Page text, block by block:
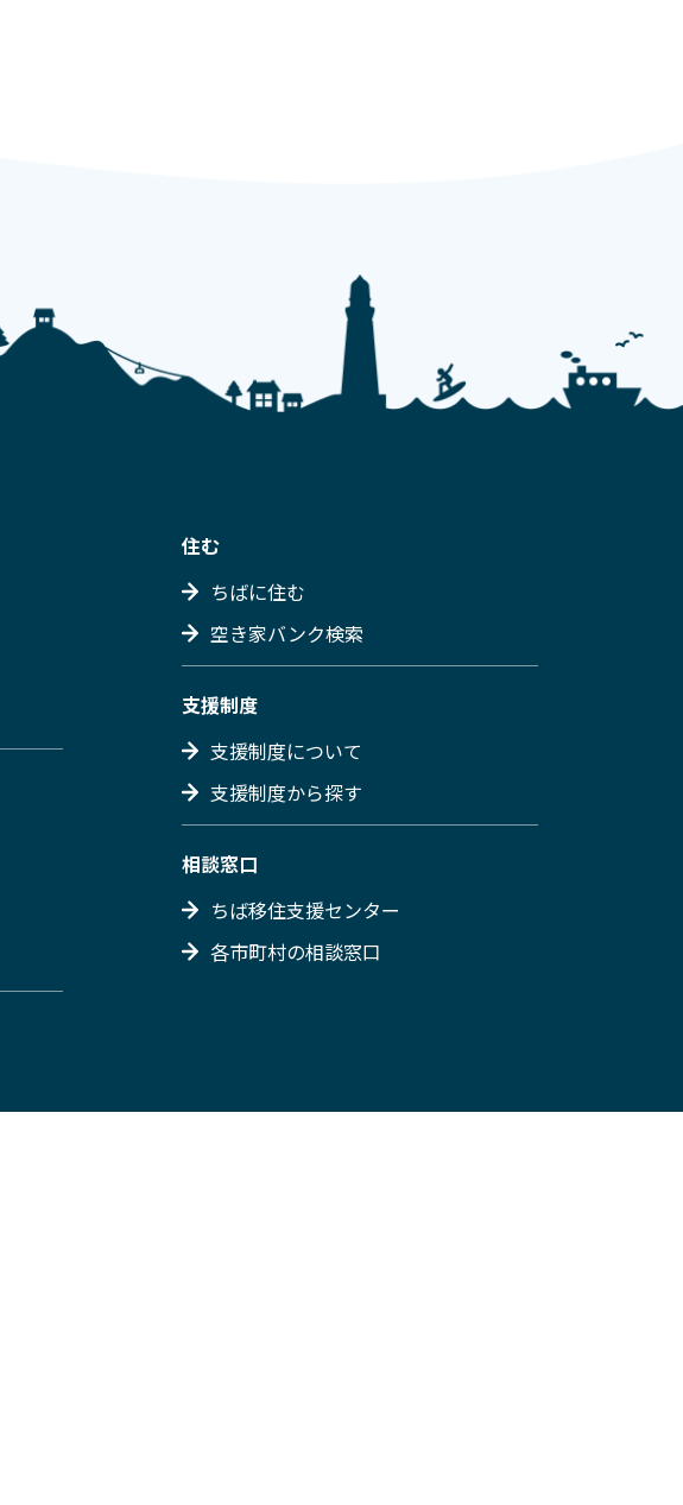
住む
ちばに住む
空き家バンク検索
支援制度
支援制度について
支援制度から探す
相談窓口
ちば移住支援センター
各市町村の相談窓口